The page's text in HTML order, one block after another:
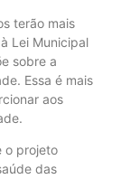
terão mais
Lei Municipal
sobre a
Essa é mais
aos
o projeto
das